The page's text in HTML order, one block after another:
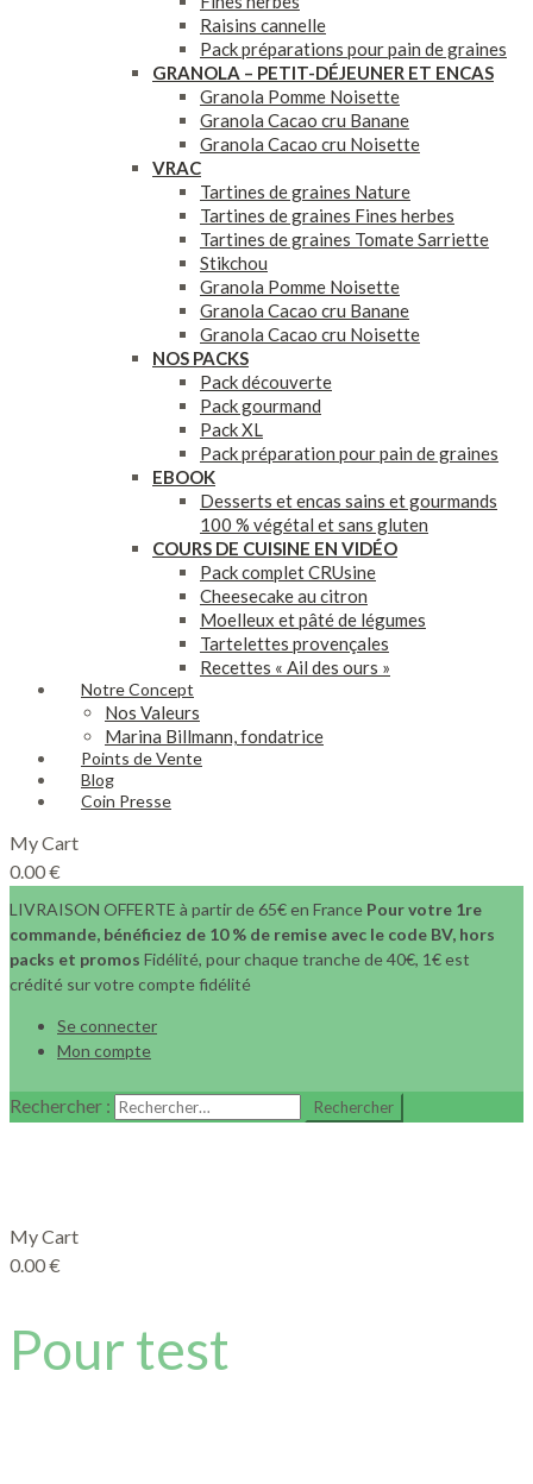
Raisins cannelle
Pack préparations pour pain de graines
GRANOLA – PETIT-DÉJEUNER ET ENCAS
Granola Pomme Noisette
Granola Cacao cru Banane
Granola Cacao cru Noisette
VRAC
Tartines de graines Nature
Tartines de graines Fines herbes
Tartines de graines Tomate Sarriette
Stikchou
Granola Pomme Noisette
Granola Cacao cru Banane
Granola Cacao cru Noisette
NOS PACKS
Pack découverte
Pack gourmand
Pack XL
Pack préparation pour pain de graines
EBOOK
Desserts et encas sains et gourmands
100 % végétal et sans gluten
COURS DE CUISINE EN VIDÉO
Pack complet CRUsine
Cheesecake au citron
Moelleux et pâté de légumes
Tartelettes provençales
Recettes « Ail des ours »
Notre Concept
Nos Valeurs
Marina Billmann, fondatrice
Points de Vente
Blog
Coin Presse
My Cart
0.00€
LIVRAISON OFFERTE à partir de 65€ en France Pour votre 1re
commande, bénéficiez de 10 % de remise avec le code BV, hors
packs et promos Fidélité, pour chaque tranche de 40€, 1€ est
crédité sur votre compte fidélité
Se connecter
Mon compte
Rechercher :
My Cart
0.00€
Pour test